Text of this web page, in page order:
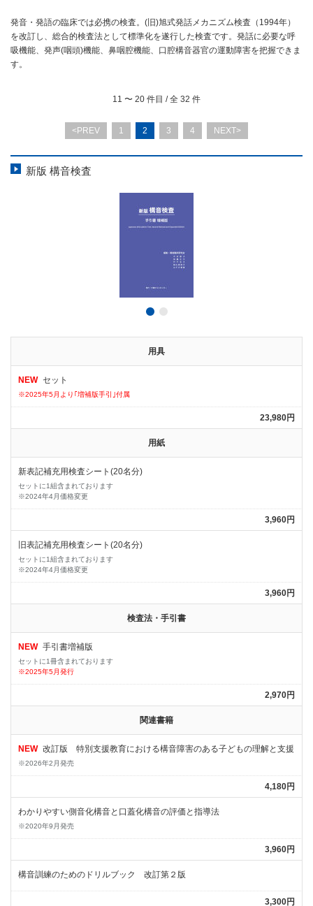
発音・発語の臨床では必携の検査。(旧)旭式発話メカニズム検査（1994年）
を改訂し、総合的検査法として標準化を遂行した検査です。発話に必要な呼
吸機能、発声(咽頭)機能、鼻咽腔機能、口腔構音器官の運動障害を把握できま
す。
11 〜 20 件目 / 全 32 件
<PREV 1 2 3 4 NEXT>
新版 構音検査
用具
NEW セット
※2025年5月より｢増補版手引｣付属
23,980円
用紙
新表記補充用検査シート(20名分)
セットに1組含まれております
※2024年4月価格変更
3,960円
旧表記補充用検査シート(20名分)
セットに1組含まれております
※2024年4月価格変更
3,960円
検査法・手引書
NEW 手引書増補版
セットに1冊含まれております
※2025年5月発行
2,970円
関連書籍
NEW 改訂版 特別支援教育における構音障害のある子どもの理解と支援
※2026年2月発売
4,180円
わかりやすい側音化構音と口蓋化構音の評価と指導法
※2020年9月発売
3,960円
構音訓練のためのドリルブック 改訂第２版
3,300円